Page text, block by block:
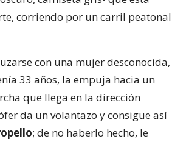
corriendo por un carril peatonal
con una mujer desconocida,
33 años, la empuja hacia un
que llega en la dirección
da un volantazo y consigue así
; de no haberlo hecho, le